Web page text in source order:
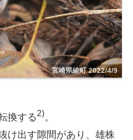
宮崎県綾町 2022/4/9
換する2)。
け出す隙間があり、雄株